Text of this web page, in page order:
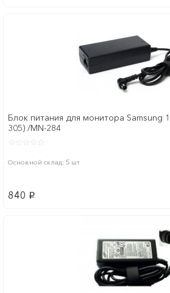
Блок питания для монитора Samsung
305) /MN-284
Основной склад: 5 шт
840 p